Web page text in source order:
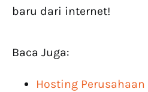
baru dari internet!
Baca Juga:
Hosting